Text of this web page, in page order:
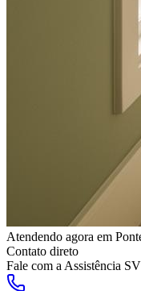
Atendendo agora em
Contato direto
Fale com a Assistência SV